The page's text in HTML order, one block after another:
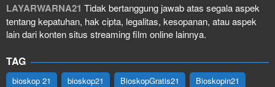
LAYARWARNA21 Tidak bertanggung jawab atas segala aspek
tentang kepatuhan, hak cipta, legalitas, kesopanan, atau aspek
lain dari konten situs streaming film online lainnya.
TAG
bioskop 21 bioskop21 BioskopGratis21 Bioskopin21